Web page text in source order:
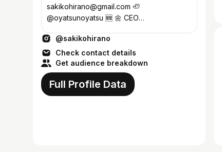
sakikohirano@gmail.com 🦥
@oyatsunoyatsu 🆕 🌼 CEO
podcast / radio @ajinafukuonsei
@sakikohirano
Check contact details
Get audience breakdown
Full Profile Data